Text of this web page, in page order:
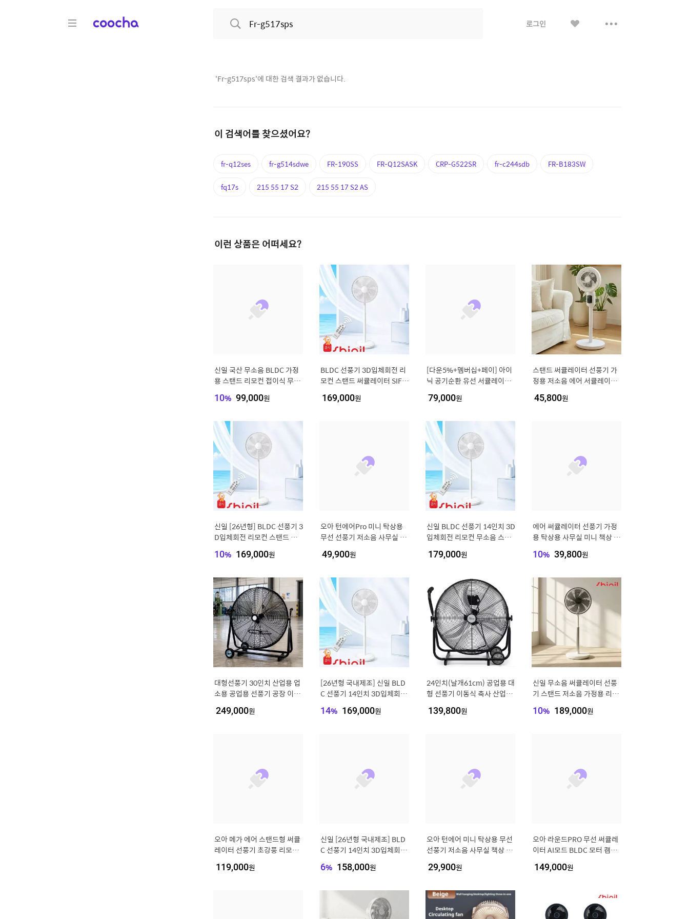
COOCHA 로그인 보
'Fr-g517sps'에 대한 검색 결과가 없습니다.
이 검색어를 찾으셨어요?
fr-q12ses fr-g514sdwe FR-190SS FR-Q12SASK CRP-G522SR fr-c244sdb FR-B183SW
fq17s 215 55 17 S2 215 55 17 S2 AS
이런 상품은 어떠세요?
신일 국산 무소음 BLDC 가정
용 스탠드 리모컨 접이식 무선
10% 99,000원
BLDC 선풍기 3D입체회전 리
모컨 스탠드 써큘레이터 SIF-
169,000원
[다운5%+멤버십+페이] 아이
닉 공기순환 유선 서큘레이터
지원
79,000원
스탠드 써큘레이터 선풍기 가
정용 저소음 에어 서큘레이터
45,800원
신일 [26년형] BLDC 선풍기 3
D입체회전 리모컨 스탠드 써
10% 169,000원
오아 턴에어Pro 미니 탁상용
무선 선풍기 저소음 사무실 책
좌우회전 BLDC 서큘레이터
49,900원
신일 BLDC 선풍기 14인치 3D
입체회전 리모컨 무소음 스탠
179,000원
에어 써큘레이터 선풍기 가정
용 탁상용 사무실 미니 책상 소
10% 39,800원
대형선풍기 30인치 산업용 업
소용 공업용 선풍기 공장 이동
249,000원
[26년형 국내제조] 신일 BLD
C 선풍기 14인치 3D입체회전
이터 SIF-MQ14DC
14% 169,000원
24인치(날개61cm) 공업용 대
형 선풍기 이동식 축사 산업용
기 환풍기
139,800원
신일 무소음 써큘레이터 선풍
기 스탠드 저소음 가정용 리모
산
10% 189,000원
오아 메가 에어 스탠드형 써큘
레이터 선풍기 초강풍 리모컨
정용 서큘레이터
119,000원
신일 [26년형 국내제조] BLD
C 선풍기 14인치 3D입체회전
-MQ14DC
6% 158,000원
오아 턴에어 미니 탁상용 무선
선풍기 저소음 사무실 책상 US
회전 BLDC 서큘레이터
29,900원
오아 라운드PRO 무선 써큘레
이터 AI모드 BLDC 모터 캠핑
서큘레이터 선풍기
149,000원